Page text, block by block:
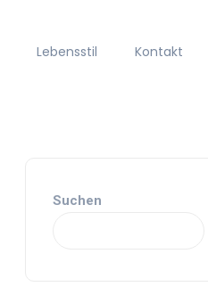
Lebensstil Kontakt
Suchen